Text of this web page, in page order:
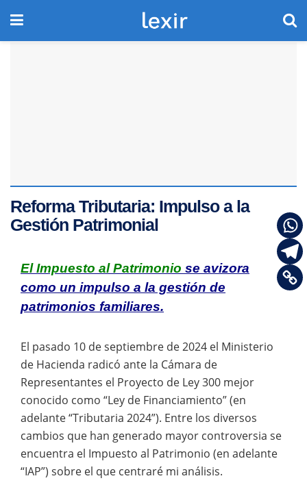
Reforma Tributaria: Impulso a la
Gestión Patrimonial
El Impuesto al Patrimonio se avizora
como un impulso a la gestión de
patrimonios familiares.
El pasado 10 de septiembre de 2024 el Ministerio
de Hacienda radicó ante la Cámara de
Representantes el Proyecto de Ley 300 mejor
conocido como “Ley de Financiamiento” (en
adelante “Tributaria 2024”). Entre los diversos
cambios que han generado mayor controversia se
encuentra el Impuesto al Patrimonio (en adelante
“IAP”) sobre el que centraré mi análisis.